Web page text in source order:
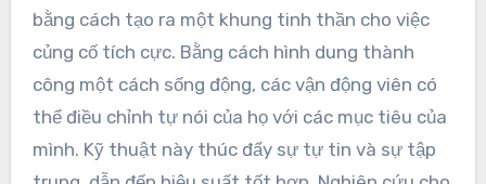
bằng cách tạo ra một khung tinh thần cho việc
củng cố tích cực. Bằng cách hình dung thành
công một cách sống động, các vận động viên có
thể điều chỉnh tự nói của họ với các mục tiêu của
mình. Kỹ thuật này thúc đẩy sự tự tin và sự tập